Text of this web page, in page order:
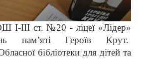
І-ІІІ ст. №20 - ліцеї «Лідер»
пам’яті Героїв Крут.
бібліотеки для дітей та